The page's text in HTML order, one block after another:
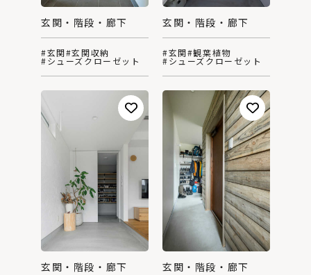
玄関・階段・廊下
#玄関#玄関収納
#シューズクローゼット
玄関・階段・廊下
#玄関#観葉植物
#シューズクローゼット
玄関・階段・廊下 玄関・階段・廊下